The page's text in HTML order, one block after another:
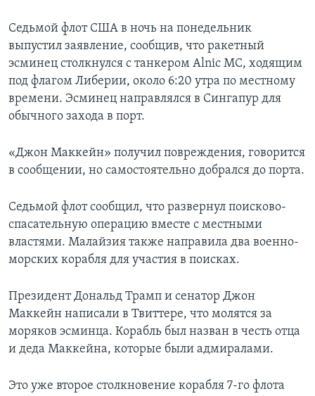
Седьмой флот США в ночь на понедельник
выпустил заявление, сообщив, что ракетный
эсминец столкнулся с танкером Alnic MC, ходящим
под флагом Либерии, около 6:20 утра по местному
времени. Эсминец направлялся в Сингапур для
обычного захода в порт.
«Джон Маккейн» получил повреждения, говорится
в сообщении, но самостоятельно добрался до порта.
Седьмой флот сообщил, что развернул поисково-
спасательную операцию вместе с местными
властями. Малайзия также направила два военно-
морских корабля для участия в поисках.
Президент Дональд Трамп и сенатор Джон
Маккейн написали в Твиттере, что молятся за
моряков эсминца. Корабль был назван в честь отца
и деда Маккейна, которые были адмиралами.
Это уже второе столкновение корабля 7-го флота